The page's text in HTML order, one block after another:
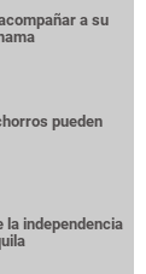
a su
pueden
la independencia